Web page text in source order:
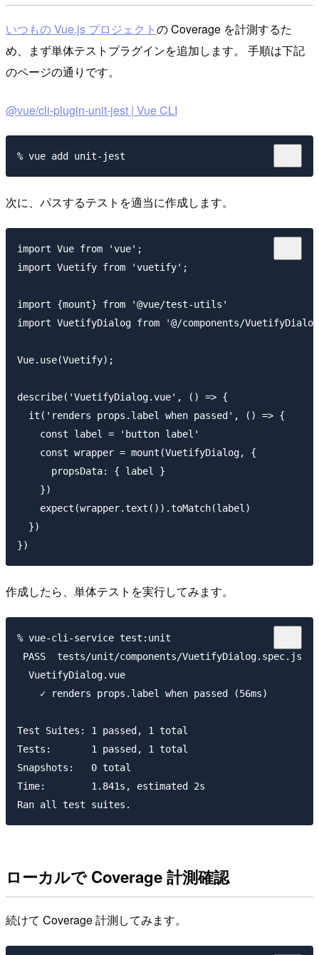
いつもの Vue.js プロジェクトの Coverage を計測するた
め、まず単体テストプラグインを追加します。 手順は下記
のページの通りです。
@vue/cli-plugin-unit-jest | Vue CLI
次に、パスするテストを適当に作成します。
import Vue from 'vue';
import Vuetify from 'vuetify';
import {mount} from '@vue/test-utils'
import VuetifyDialog from '@/components/
Vue.use(Vuetify);
describe('VuetifyDialog.vue', () => {
  it('renders props.label when passed', () => {
    const label = 'button label'
    const wrapper = mount(VuetifyDialog, {
      propsData: { label }
    })
    expect(wrapper.text()).toMatch(label)
  })
作成したら、単体テストを実行してみます。
% vue-cli-service test:unit
PASS  tests/unit/components/VuetifyDialog.spec.js
  VuetifyDialog.vue
    ✓ renders props.label when passed (56ms)
Test Suites: 1 passed, 1 total
Tests:       1 passed, 1 total
Snapshots:   0 total
Time:        1.841s, estimated 2s
ローカルで Coverage 計測確認
続けて Coverage 計測してみます。